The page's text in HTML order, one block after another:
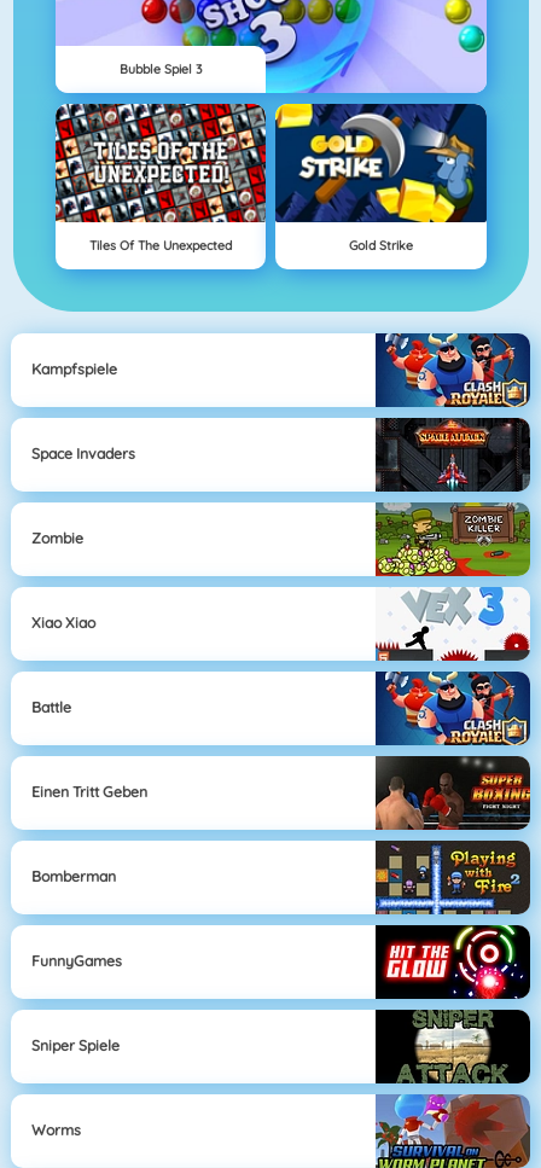
Bubble Spiel 3
Tiles Of The Unexpected Gold Strike
Kampfspiele
Space Invaders
Zombie
Xiao Xiao
Battle
Einen Tritt Geben
Bomberman
FunnyGames
Sniper Spiele
Worms